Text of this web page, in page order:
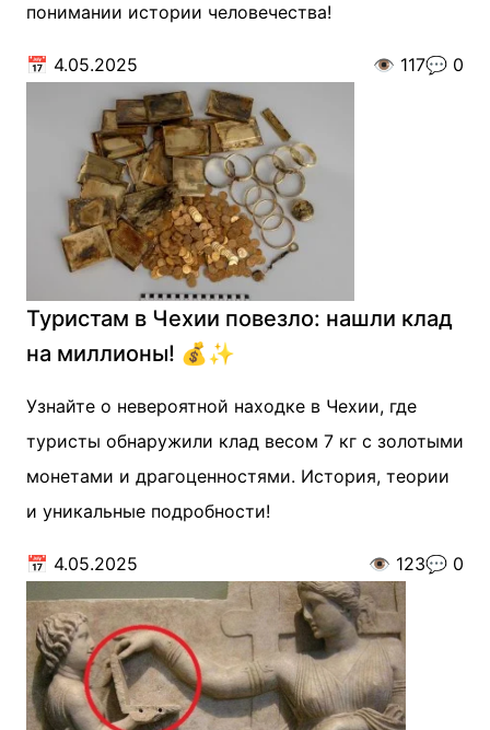
понимании истории человечества!
📅 4.05.2025 👁️ 117💬 0
Туристам в Чехии повезло: нашли клад
на миллионы! 💰✨
Узнайте о невероятной находке в Чехии, где
туристы обнаружили клад весом 7 кг с золотыми
монетами и драгоценностями. История, теории
и уникальные подробности!
📅 4.05.2025 👁️ 123💬 0